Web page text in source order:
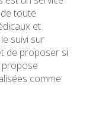
toute
et
suivi sur
de proposer si
propose
comme